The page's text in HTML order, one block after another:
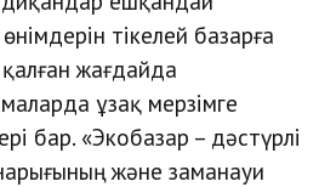
тікелей базарға
жағдайда
ұзақ мерзімге
бар. «Экобазар – дәстүрлі
және заманауи